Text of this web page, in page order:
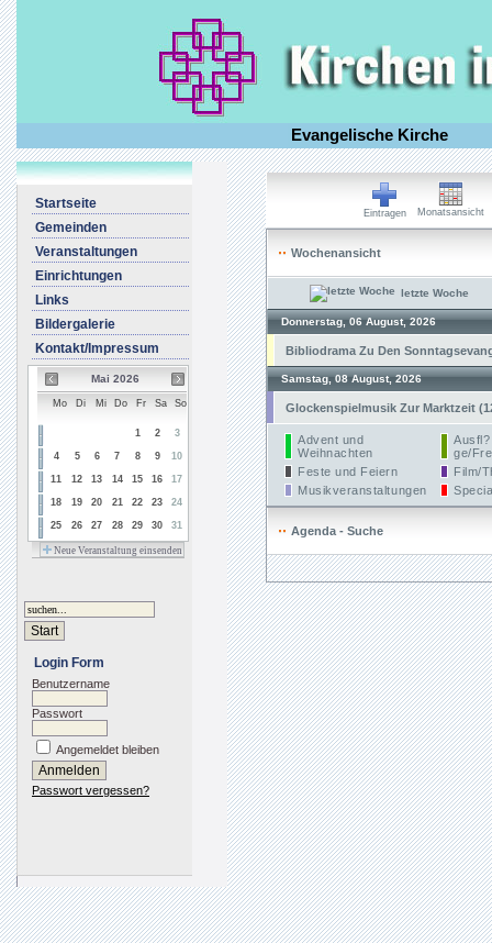
Evangelische Kirche
Startseite
Gemeinden
Veranstaltungen
Einrichtungen
Links
Bildergalerie
Kontakt/Impressum
Mai 2026
Mo Di Mi Do Fr Sa So
1 2 3
4 5 6 7 8 9 10
11 12 13 14 15 16 17
18 19 20 21 22 23 24
25 26 27 28 29 30 31
Neue Veranstaltung einsenden
Login Form
Benutzername
Passwort
Angemeldet bleiben
Passwort vergessen?
Eintragen Monatsansicht
Wochenansicht
letzte Woche
Donnerstag, 06 August, 2026
Bibliodrama Zu Den
Samstag, 08 August, 2026
Glockenspielmusik Zur Marktzeit
Advent und
Weihnachten
Ausfl?
ge/
Feste und Feiern
Film/
Musikveranstaltungen
Agenda - Suche